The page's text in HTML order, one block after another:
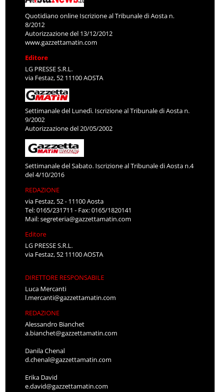
Quotidiano online Iscrizione al Tribunale di Aosta n.
8/2012
Autorizzazione del 13/12/2012
www.gazzettamatin.com
Editore
LG PRESSE S.R.L.
via Festaz, 52 11100 AOSTA
Settimanale del Lunedì. Iscrizione al Tribunale di Aosta n.
9/2002
Autorizzazione del 20/05/2002
Settimanale del Sabato. Iscrizione al Tribunale di Aosta n.4
del 4/10/2016
REDAZIONE
via Festaz, 52 - 11100 Aosta
Tel: 0165/231711 - Fax: 0165/1820141
Mail:segreteria@gazzettamatin.com
Editore
LG PRESSE S.R.L.
via Festaz, 52 11100 AOSTA
DIRETTORE RESPONSABILE
Luca Mercanti
l.mercanti@gazzettamatin.com
REDAZIONE
Alessandro Bianchet
a.bianchet@gazzettamatin.com
Danila Chenal
d.chenal@gazzettamatin.com
Erika David
e.david@gazzettamatin.com